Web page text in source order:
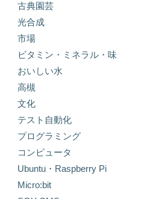
古典園芸
光合成
市場
ビタミン・ミネラル・味
おいしい水
高槻
文化
テスト自動化
プログラミング
コンピュータ
Ubuntu・Raspberry Pi
Micro:bit